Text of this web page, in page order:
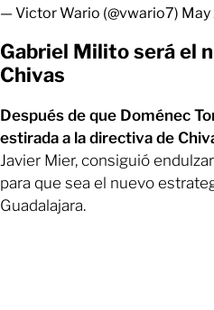
— Victor Wario (@vwario7)
Gabriel Milito será el
Chivas
Después de que Doménec
estirada a la directiva de
Javier Mier, consiguió
para que sea el nuevo
Guadalajara.